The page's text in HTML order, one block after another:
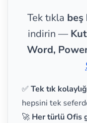
Tek tıkla
indirin —
Word,
✅ Tek tık
hepsini tek
🚀 Her türlü Ofis